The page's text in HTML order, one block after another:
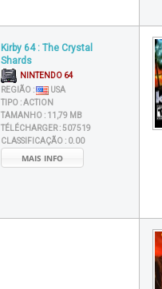
Kirby 64 : The Crystal
Shards
NINTENDO 64
REGIÃO :
USA
TIPO :ACTION
TAMANHO : 11,79 MB
TÉLÉCHARGER :507519
CLASSIFICAÇÃO : 0.00
MAIS INFO